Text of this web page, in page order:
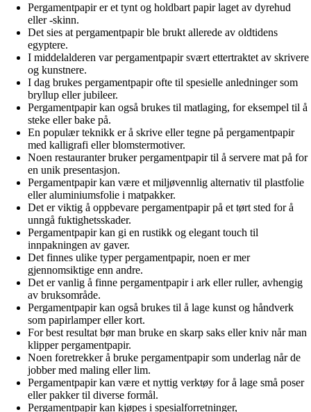
Pergamentpapir er et tynt og holdbart papir laget av dyrehud
eller -skinn.
Det sies at pergamentpapir ble brukt allerede av oldtidens
egyptere.
I middelalderen var pergamentpapir svært ettertraktet av skrivere
og kunstnere.
I dag brukes pergamentpapir ofte til spesielle anledninger som
bryllup eller jubileer.
Pergamentpapir kan også brukes til matlaging, for eksempel til å
steke eller bake på.
En populær teknikk er å skrive eller tegne på pergamentpapir
med kalligrafi eller blomstermotiver.
Noen restauranter bruker pergamentpapir til å servere mat på for
en unik presentasjon.
Pergamentpapir kan være et miljøvennlig alternativ til plastfolie
eller aluminiumsfolie i matpakker.
Det er viktig å oppbevare pergamentpapir på et tørt sted for å
unngå fuktighetsskader.
Pergamentpapir kan gi en rustikk og elegant touch til
innpakningen av gaver.
Det finnes ulike typer pergamentpapir, noen er mer
gjennomsiktige enn andre.
Det er vanlig å finne pergamentpapir i ark eller ruller, avhengig
av bruksområde.
Pergamentpapir kan også brukes til å lage kunst og håndverk
som papirlamper eller kort.
For best resultat bør man bruke en skarp saks eller kniv når man
klipper pergamentpapir.
Noen foretrekker å bruke pergamentpapir som underlag når de
jobber med maling eller lim.
Pergamentpapir kan være et nyttig verktøy for å lage små poser
eller pakker til diverse formål.
Pergamentpapir kan kjøpes i spesialforretninger,